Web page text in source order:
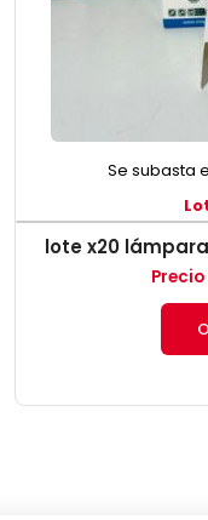
Se subasta
lote x20